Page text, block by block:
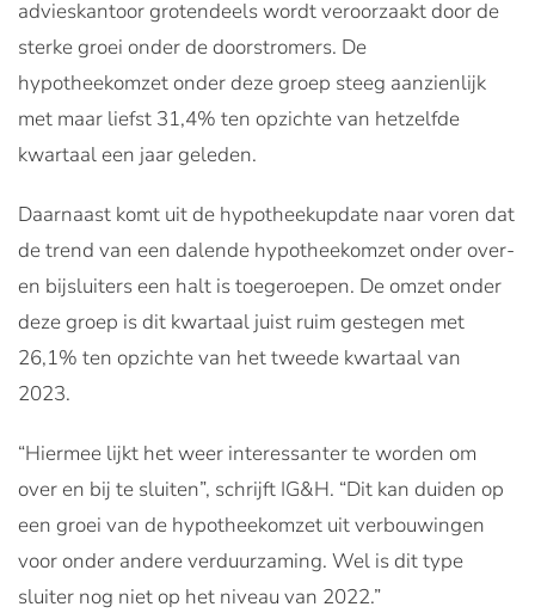
advieskantoor grotendeels wordt veroorzaakt door de
sterke groei onder de doorstromers. De
hypotheekomzet onder deze groep steeg aanzienlijk
met maar liefst 31,4% ten opzichte van hetzelfde
kwartaal een jaar geleden.
Daarnaast komt uit de hypotheekupdate naar voren dat
de trend van een dalende hypotheekomzet onder over-
en bijsluiters een halt is toegeroepen. De omzet onder
deze groep is dit kwartaal juist ruim gestegen met
26,1% ten opzichte van het tweede kwartaal van
2023.
“Hiermee lijkt het weer interessanter te worden om
over en bij te sluiten”, schrijft IG&H. “Dit kan duiden op
een groei van de hypotheekomzet uit verbouwingen
voor onder andere verduurzaming. Wel is dit type
sluiter nog niet op het niveau van 2022.”